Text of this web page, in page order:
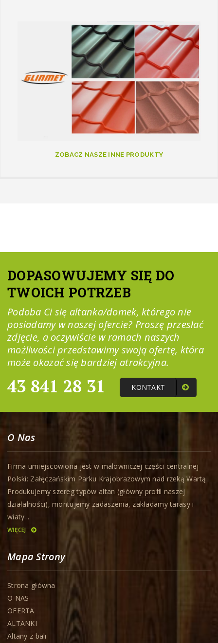
ZOBACZ NASZE INNE PRODUKTY
DOPASOWUJEMY SIĘ DO
TWOICH POTRZEB
Podoba Ci się altanka/domek, którego nie
posiadamy w naszej ofercie? Proszę przesłać
zdjęcie, a oczywiście w ramach naszych
możliwości przedstawimy swoją ofertę, która
może okazać się bardziej atrakcyjna.
43 841 28 31 KONTAKT
O Nas
Firma umiejscowiona jest w malowniczej części centralnej
Polski: Załęczańskim Parku Krajobrazowym nad rzeką Wartą.
Produkujemy szereg typów altan (główny profil naszej
działalności), montujemy zadaszenia, zakładamy tarasy i
wiaty...
WIĘCEJ
Mapa Strony
Strona główna
O NAS
OFERTA
ALTANKI
Altany z bali